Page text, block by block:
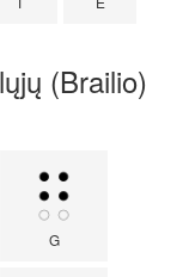
(Brailio)
G